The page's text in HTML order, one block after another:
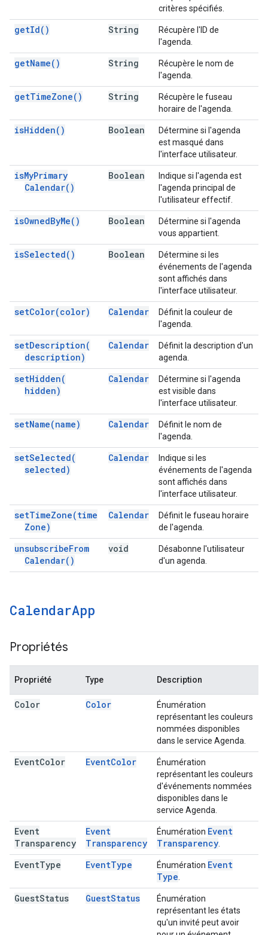
critères spécifiés.
getId( ) String
Récupère l'ID de
l'agenda.
getName( ) String
Récupère le nom de
l'agenda.
getTimeZone( ) String
Récupère le fuseau
horaire de l'agenda.
isHidden( ) Boolean
Détermine si l'agenda
est masqué dans
l'interface utilisateur.
isMyPrimary
Calendar( )
Boolean
Indique si l'agenda est
l'agenda principal de
l'utilisateur effectif.
isOwnedByMe( ) Boolean
Détermine si l'agenda
vous appartient.
isSelected( ) Boolean
Détermine si les
événements de l'agenda
sont affichés dans
l'interface utilisateur.
setColor(color) Calendar
Définit la couleur de
l'agenda.
setDescription(
description)
Calendar
Définit la description d'un
agenda.
setHidden(
hidden)
Calendar
Détermine si l'agenda
est visible dans
l'interface utilisateur.
setName(name) Calendar
Définit le nom de
l'agenda.
setSelected(
selected)
Calendar
Indique si les
événements de l'agenda
sont affichés dans
l'interface utilisateur.
setTimeZone(time
Zone)
Calendar
Définit le fuseau horaire
de l'agenda.
unsubscribeFrom
Calendar( )
void
Désabonne l'utilisateur
d'un agenda.
CalendarApp
Propriétés
Propriété Type Description
Color Color
Énumération
représentant les couleurs
nommées disponibles
dans le service Agenda.
EventColor EventColor
Énumération
représentant les couleurs
d'événements nommées
disponibles dans le
service Agenda.
Event
Transparency
Event
Transparency
Énumération Event
Transparency
EventType EventType Énumération Event
Type
GuestStatus GuestStatus
Énumération
représentant les états
qu'un invité peut avoir